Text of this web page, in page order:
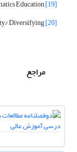
[19]
[20]
مراجع